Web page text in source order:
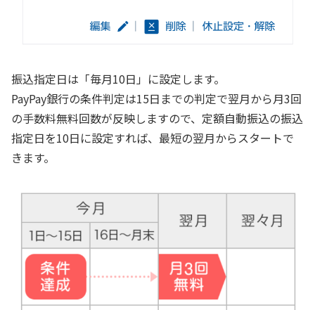
振込指定日は「毎月10日」に設定します。
PayPay銀行の条件判定は15日までの判定で翌月から月3回
の手数料無料回数が反映しますので、定額自動振込の振込
指定日を10日に設定すれば、最短の翌月からスタートで
きます。